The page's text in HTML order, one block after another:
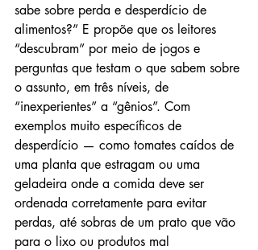
sabe sobre perda e desperdício de
alimentos?” E propõe que os leitores
“descubram” por meio de jogos e
perguntas que testam o que sabem sobre
o assunto, em três níveis, de
“inexperientes” a “gênios”. Com
exemplos muito específicos de
desperdício — como tomates caídos de
uma planta que estragam ou uma
geladeira onde a comida deve ser
ordenada corretamente para evitar
perdas, até sobras de um prato que vão
para o lixo ou produtos mal